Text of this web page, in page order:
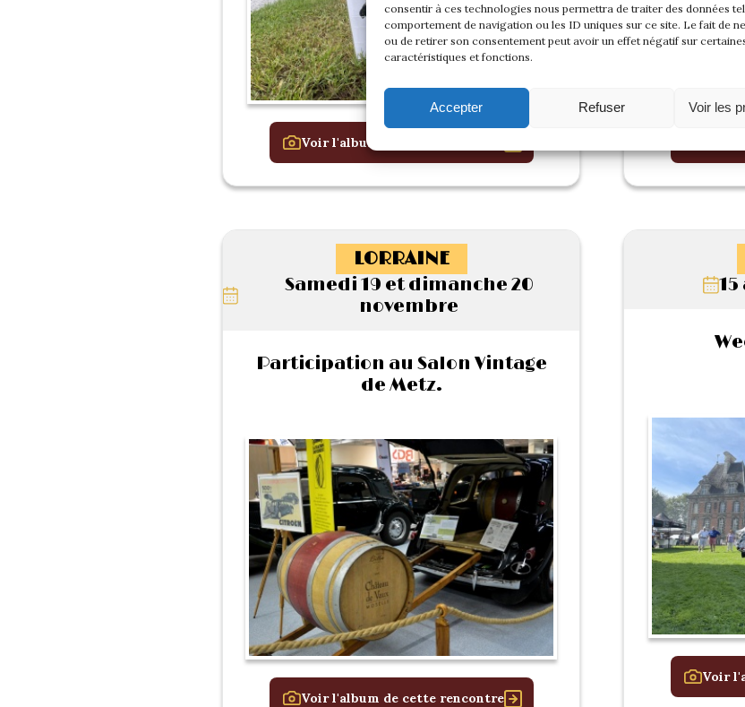
consentir à ces technologies nous permettra de traiter des données
comportement de navigation ou les ID uniques sur ce site. Le fait de
ou de retirer son consentement peut avoir un effet négatif sur
caractéristiques et fonctions.
Accepter Refuser Voir les
Voir l'album de cette rencontre Voir
LORRAINE
Samedi 19 et dimanche 20
novembre
Participation au Salon Vintage
de Metz.
Voir l'album de cette rencontre
Voir